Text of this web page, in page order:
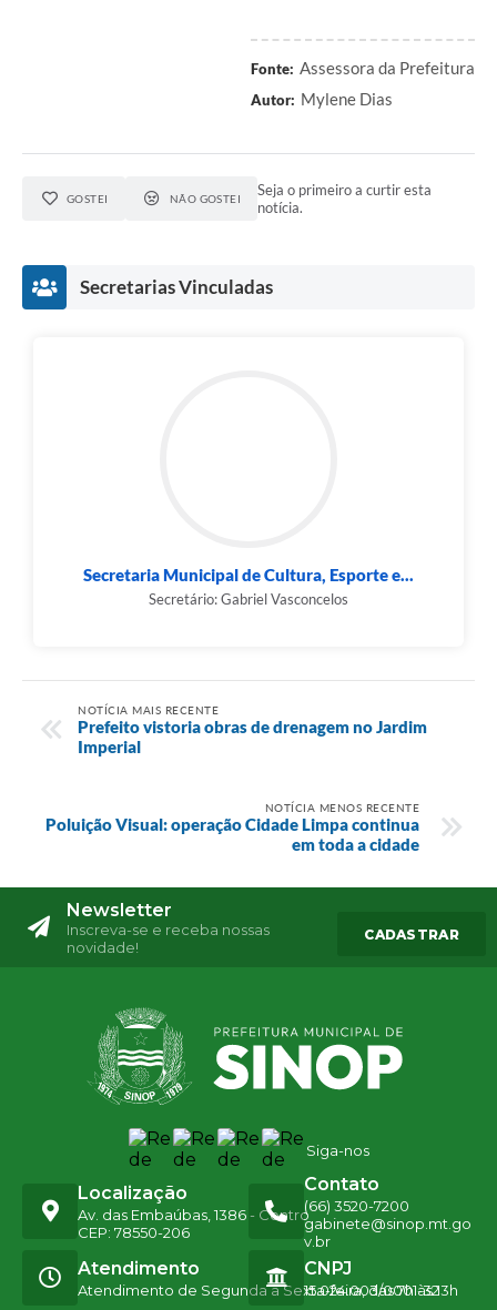
Fonte: Assessora da Prefeitura
Autor: Mylene Dias
GOSTEI NÃO GOSTEI
Seja o primeiro a curtir esta
notícia.
Secretarias Vinculadas
Secretaria Municipal de Cultura, Esporte e...
Secretário: Gabriel Vasconcelos
NOTÍCIA MAIS RECENTE
Prefeito vistoria obras de drenagem no Jardim
Imperial
NOTÍCIA MENOS RECENTE
Poluição Visual: operação Cidade Limpa continua
em toda a cidade
Newsletter
Inscreva-se e receba nossas
novidade!
CADASTRAR
Siga-nos
Localização
Av. das Embaúbas, 1386 - Centro
CEP: 78550-206
Contato
(66) 3520-7200
gabinete@sinop.mt.go
v.br
Atendimento
Atendimento de Segunda a Sexta-feira, das 7h às 13h
CNPJ
15.024.003/0001-32